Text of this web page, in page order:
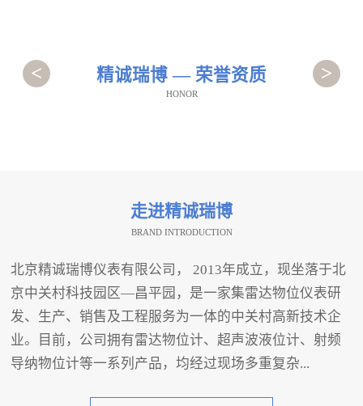
精诚瑞博 — 荣誉资质
HONOR
< >
走进精诚瑞博
BRAND INTRODUCTION
北京精诚瑞博仪表有限公司， 2013年成立，现坐落于北
京中关村科技园区—昌平园，是一家集雷达物位仪表研
发、生产、销售及工程服务为一体的中关村高新技术企
业。目前，公司拥有雷达物位计、超声波液位计、射频
导纳物位计等一系列产品，均经过现场多重复杂...